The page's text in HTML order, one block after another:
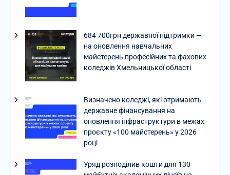
684 700грн державної підтримки —
на оновлення навчальних
майстерень професійних та фахових
коледжів Хмельницької області
Визначено коледжі, які отримають
державне фінансування на
оновлення інфраструктури в межах
проєкту «100 майстерень» у 2026
році
Уряд розподілив кошти для 130